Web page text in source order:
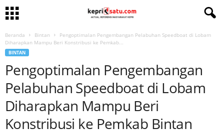
Beranda Bintan
Pengoptimalan Pengembangan Pelabuhan Speedboat di Lobam
Diharapkan Mampu Beri Konstribusi ke Pemkab...
BINTAN
Pengoptimalan Pengembangan
Pelabuhan Speedboat di Lobam
Diharapkan Mampu Beri
Konstribusi ke Pemkab Bintan